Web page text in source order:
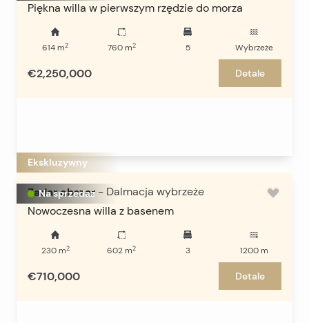
Piękna willa w pierwszym rzędzie do morza
614 m2 760m2 5 Wybrzeże
€2,250,000 Detale
Na sprzedaż
Ekskluzywny
Zadar obszar - Dalmacja wybrzeże
Nowoczesna willa z basenem
230m2 602 m2 3 1200m
€710,000 Detale